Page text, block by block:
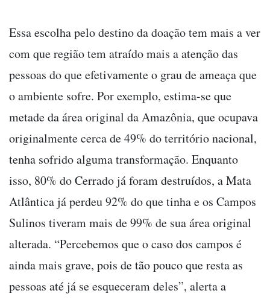
Essa escolha pelo destino da doação tem mais a ver
com que região tem atraído mais a atenção das
pessoas do que efetivamente o grau de ameaça que
o ambiente sofre. Por exemplo, estima-se que
metade da área original da Amazônia, que ocupava
originalmente cerca de 49% do território nacional,
tenha sofrido alguma transformação. Enquanto
isso, 80% do Cerrado já foram destruídos, a Mata
Atlântica já perdeu 92% do que tinha e os Campos
Sulinos tiveram mais de 99% de sua área original
alterada. “Percebemos que o caso dos campos é
ainda mais grave, pois de tão pouco que resta as
pessoas até já se esqueceram deles”, alerta a